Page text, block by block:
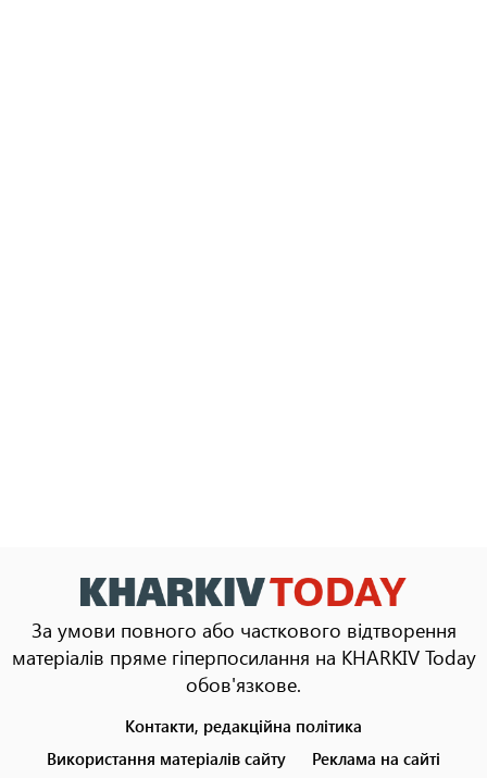
За умови повного або часткового відтворення
матеріалів пряме гіперпосилання на KHARKIV Today
обов'язкове.
menu
Контакти, редакційна політика
Використання матеріалів сайту
Реклама на сайті